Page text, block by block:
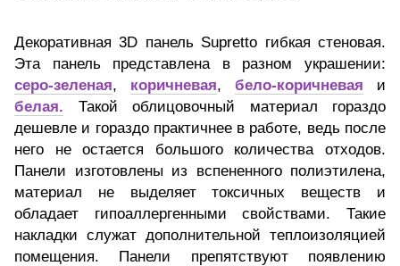
Декоративная 3D панель Supretto гибкая стеновая.
Эта панель представлена в разном украшении:
серо-зеленая, коричневая, бело-коричневая и
белая. Такой облицовочный материал гораздо
дешевле и гораздо практичнее в работе, ведь после
него не остается большого количества отходов.
Панели изготовлены из вспененного полиэтилена,
материал не выделяет токсичных веществ и
обладает гипоаллергенными свойствами. Такие
накладки служат дополнительной теплоизоляцией
помещения. Панели препятствуют появлению